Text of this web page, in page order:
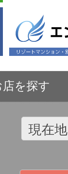
を探す